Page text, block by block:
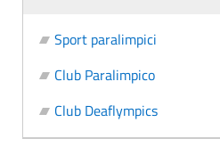
Sport paralimpici
Club Paralimpico
Club Deaflympics